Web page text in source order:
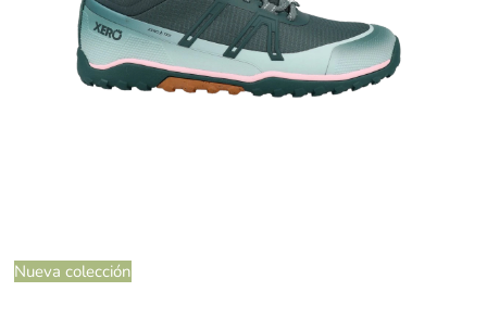
Nueva colección